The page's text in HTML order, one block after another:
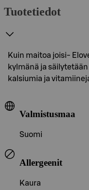
Tuotetiedot
Kuin maitoa joisi-
kylmänä ja
kalsiumia ja
Valmistusmaa
Suomi
Allergeenit
Kaura